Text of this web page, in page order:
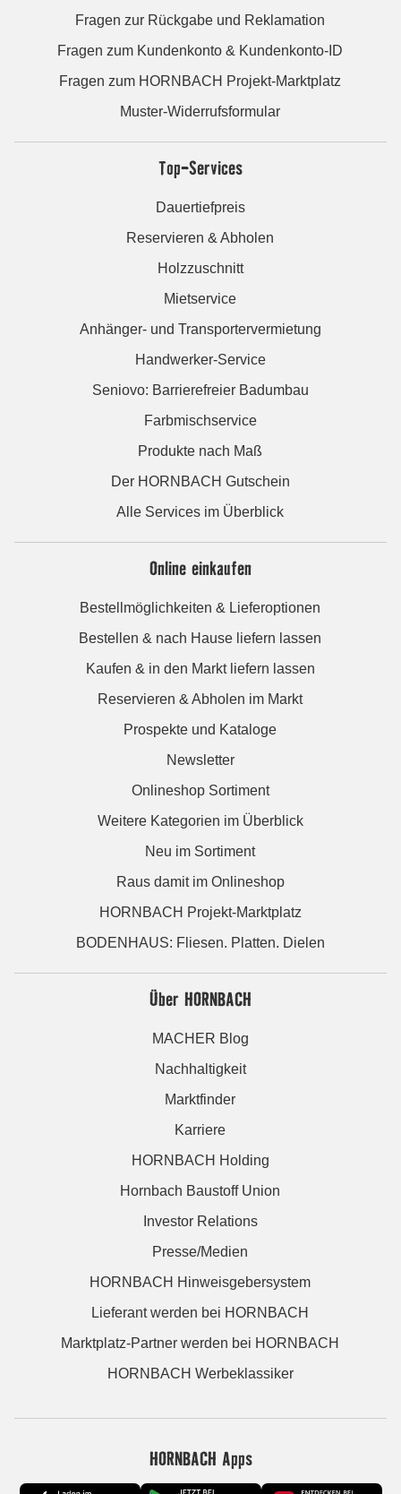
Fragen zur Rückgabe und Reklamation
Fragen zum Kundenkonto & Kundenkonto-ID
Fragen zum HORNBACH Projekt-Marktplatz
Muster-Widerrufsformular
Top-Services
Dauertiefpreis
Reservieren & Abholen
Holzzuschnitt
Mietservice
Anhänger- und Transportervermietung
Handwerker-Service
Seniovo: Barrierefreier Badumbau
Farbmischservice
Produkte nach Maß
Der HORNBACH Gutschein
Alle Services im Überblick
Online einkaufen
Bestellmöglichkeiten & Lieferoptionen
Bestellen & nach Hause liefern lassen
Kaufen & in den Markt liefern lassen
Reservieren & Abholen im Markt
Prospekte und Kataloge
Newsletter
Onlineshop Sortiment
Weitere Kategorien im Überblick
Neu im Sortiment
Raus damit im Onlineshop
HORNBACH Projekt-Marktplatz
BODENHAUS: Fliesen. Platten. Dielen
Über HORNBACH
MACHER Blog
Nachhaltigkeit
Marktfinder
Karriere
HORNBACH Holding
Hornbach Baustoff Union
Investor Relations
Presse/Medien
HORNBACH Hinweisgebersystem
Lieferant werden bei HORNBACH
Marktplatz-Partner werden bei HORNBACH
HORNBACH Werbeklassiker
HORNBACH Apps